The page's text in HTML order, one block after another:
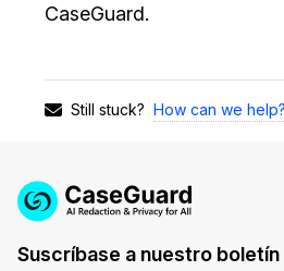
CaseGuard.
Still stuck? How can we help?
Suscríbase a nuestro boletín